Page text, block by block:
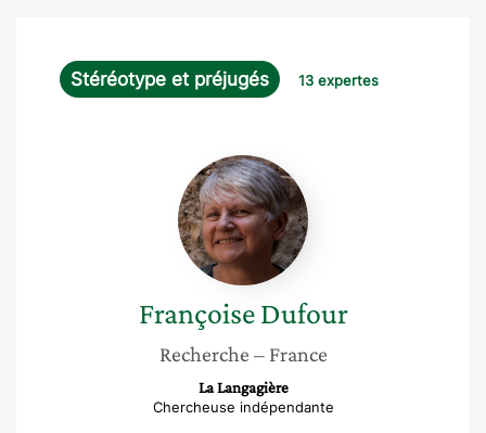
Stéréotype et préjugés 13 expertes
Françoise
Dufour
Françoise Dufour
Recherche – France
La Langagière
Chercheuse indépendante